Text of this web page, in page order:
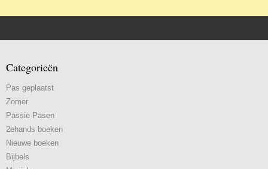
Categorieën
Pas geplaatst
Zomer
Passie Pasen
2ehands boeken
Nieuwe boeken
Bijbels